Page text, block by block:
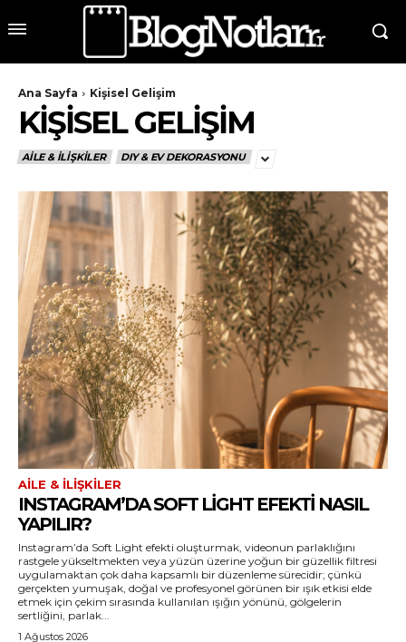
Ana Sayfa Kişisel Gelişim
KIŞISEL GELIŞIM
AILE & İLIŞKILER DIY & EV DEKORASYONU
AILE & İLIŞKILER
INSTAGRAM’DA SOFT LIGHT EFEKTI NASIL
YAPILIR?
Instagram’da Soft Light efekti oluşturmak, videonun parlaklığını
rastgele yükseltmekten veya yüzün üzerine yoğun bir güzellik filtresi
uygulamaktan çok daha kapsamlı bir düzenleme sürecidir; çünkü
gerçekten yumuşak, doğal ve profesyonel görünen bir ışık etkisi elde
etmek için çekim sırasında kullanılan ışığın yönünü, gölgelerin
sertliğini, parlak...
1 Ağustos 2026